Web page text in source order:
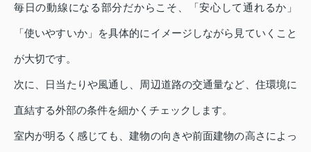
毎日の動線になる部分だからこそ、「安心して通れるか」
「使いやすいか」を具体的にイメージしながら見ていくこと
が大切です。
次に、日当たりや風通し、周辺道路の交通量など、住環境に
直結する外部の条件を細かくチェックします。
室内が明るく感じても、建物の向きや前面建物の高さによっ